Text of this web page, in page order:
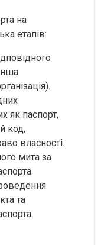
на
етапів:
як паспорт,
код,
власності.
мита за
та